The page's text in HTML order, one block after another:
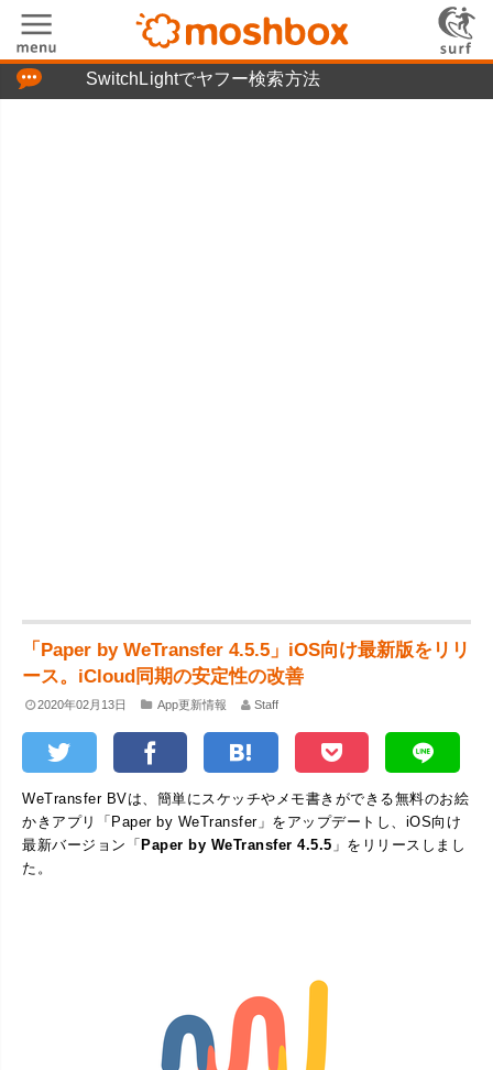
SwitchLightでヤフー検索方法
「Paper by WeTransfer 4.5.5」iOS向け最新版をリリ
ース。iCloud同期の安定性の改善
2020年02月13日 App更新情報 Staff
WeTransfer BVは、簡単にスケッチやメモ書きができる無料のお絵
かきアプリ「Paper by WeTransfer」をアップデートし、iOS向け
最新バージョン「Paper by WeTransfer 4.5.5 」をリリースしまし
た。
「つぶやき」の使い方